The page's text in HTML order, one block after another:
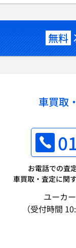
無料
車買取
お電話での査
車買取・査定に関
ユーカ
（受付時間